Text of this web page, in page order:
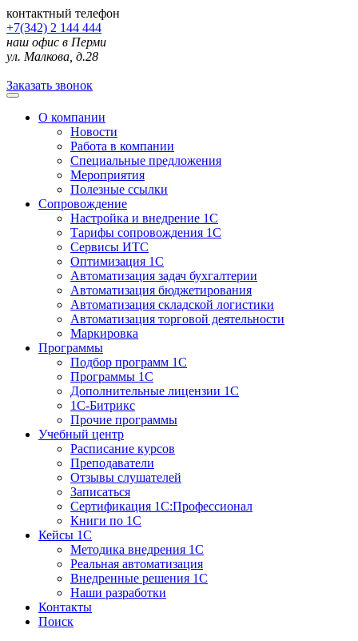
контактный телефон
+7(342) 2 144 444
наш офис в Перми
ул. Малкова, д.28
Заказать звонок
О компании
Новости
Работа в компании
Специальные предложения
Мероприятия
Полезные ссылки
Сопровождение
Настройка и внедрение 1С
Тарифы сопровождения 1С
Сервисы ИТС
Оптимизация 1С
Автоматизация задач бухгалтерии
Автоматизация бюджетирования
Автоматизация складской логистики
Автоматизация торговой деятельности
Маркировка
Программы
Подбор программ 1С
Программы 1С
Дополнительные лицензии 1С
1С-Битрикс
Прочие программы
Учебный центр
Расписание курсов
Преподаватели
Отзывы слушателей
Записаться
Сертификация 1С:Профессионал
Книги по 1С
Кейсы 1С
Методика внедрения 1С
Реальная автоматизация
Внедренные решения 1С
Наши разработки
Контакты
Поиск